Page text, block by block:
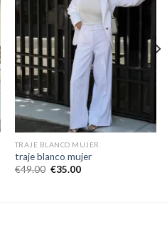
TRAJE BLANCO MUJER
traje blanco mujer
€49.00 €35.00